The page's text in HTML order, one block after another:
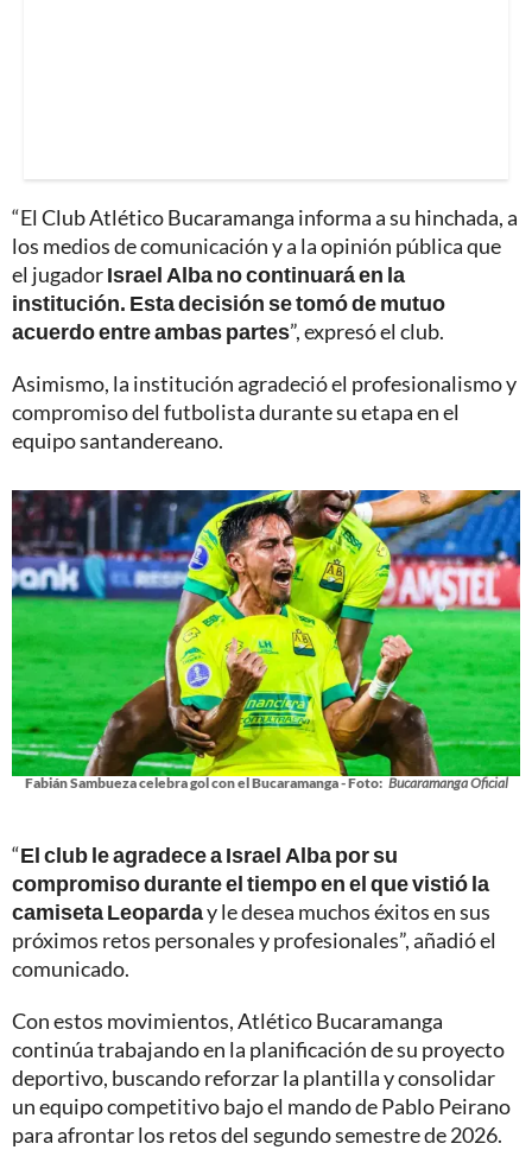
“El Club Atlético Bucaramanga informa a su hinchada, a
los medios de comunicación y a la opinión pública que
el jugadorIsrael Alba no continuará en la
institución. Esta decisión se tomó de mutuo
acuerdo entre ambas partes”, expresó el club.
Asimismo, la institución agradeció el profesionalismo y
compromiso del futbolista durante su etapa en el
equipo santandereano.
Fabián Sambueza celebra gol con el Bucaramanga - Foto: Bucaramanga Oficial
“El club le agradece a Israel Alba por su
compromiso durante el tiempo en el que vistió la
camiseta Leoparday le desea muchos éxitos en sus
próximos retos personales y profesionales”, añadió el
comunicado.
Con estos movimientos, Atlético Bucaramanga
continúa trabajando en la planificación de su proyecto
deportivo, buscando reforzar la plantilla y consolidar
un equipo competitivo bajo el mando de Pablo Peirano
para afrontar los retos del segundo semestre de 2026.